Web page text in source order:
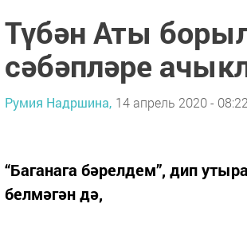
Түбән Аты
сәбәпләре
Румия Надршина, 14 апрель 2020 - 08:22
“Баганага бәрелдем”, дип
белмәгән дә,